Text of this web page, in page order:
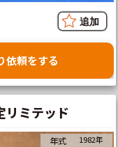
依頼をする
リミテッド
年式 1982年